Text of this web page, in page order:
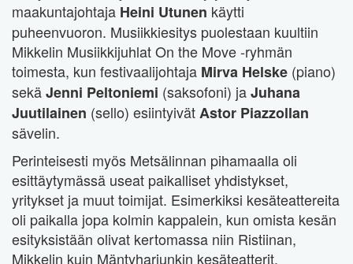
maakuntajohtaja Heini Utunen käytti
puheenvuoron. Musiikkiesitys puolestaan kuultiin
Mikkelin Musiikkijuhlat On the Move -ryhmän
toimesta, kun festivaalijohtaja Mirva Helske (piano)
sekäJenni Peltoniemi (saksofoni) jaJuhana
Juutilainen (sello) esiintyivätAstor Piazzollan
sävelin.
Perinteisesti myös Metsälinnan pihamaalla oli
esittäytymässä useat paikalliset yhdistykset,
yritykset ja muut toimijat. Esimerkiksi kesäteattereita
oli paikalla jopa kolmin kappalein, kun omista kesän
esityksistään olivat kertomassa niin Ristiinan,
Mikkelin kuin Mäntyharjunkin kesäteatterit.